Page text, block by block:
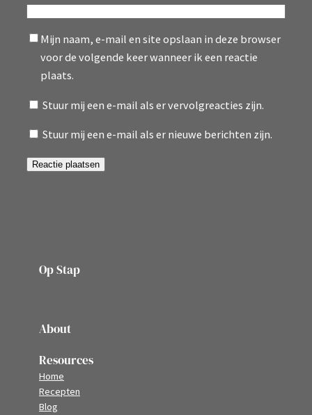
Mijn naam, e-mail en site opslaan in deze browser
voor de volgende keer wanneer ik een reactie
plaats.
Stuur mij een e-mail als er vervolgreacties zijn.
Stuur mij een e-mail als er nieuwe berichten zijn.
Op Stap
About
Resources
Home
Recepten
Blog